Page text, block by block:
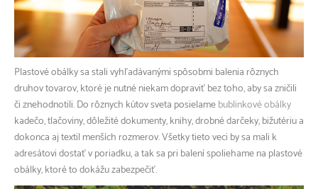
Plastové obálky sa stali vyhľadávanými spôsobmi balenia rôznych
druhov tovarov, ktoré je nutné niekam dopraviť bez toho, aby sa zničili
či znehodnotili. Do rôznych kútov sveta posielamebublinkové obálky
kadečo, tlačoviny, dôležité dokumenty, knihy, drobné darčeky, bižutériu a
dokonca aj textil menších rozmerov. Všetky tieto veci by sa mali k
adresátovi dostať v poriadku, a tak sa pri balení spoliehame na plastové
obálky, ktoré to dokážu zabezpečiť.